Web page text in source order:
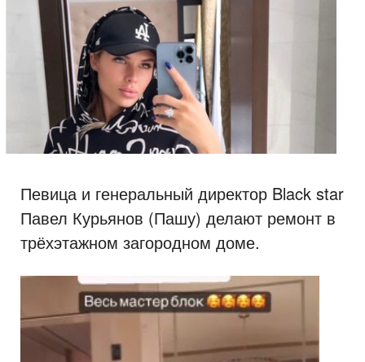
Певица и генеральный директор Black star
Павел Курьянов (Пашу) делают ремонт в
трёхэтажном загородном доме.